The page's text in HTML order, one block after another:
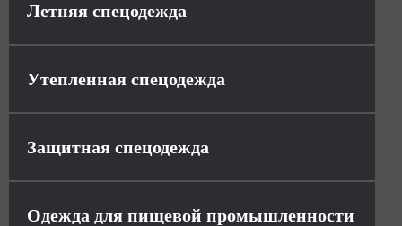
Летняя спецодежда
Утепленная спецодежда
Защитная спецодежда
Одежда для пищевой промышленности